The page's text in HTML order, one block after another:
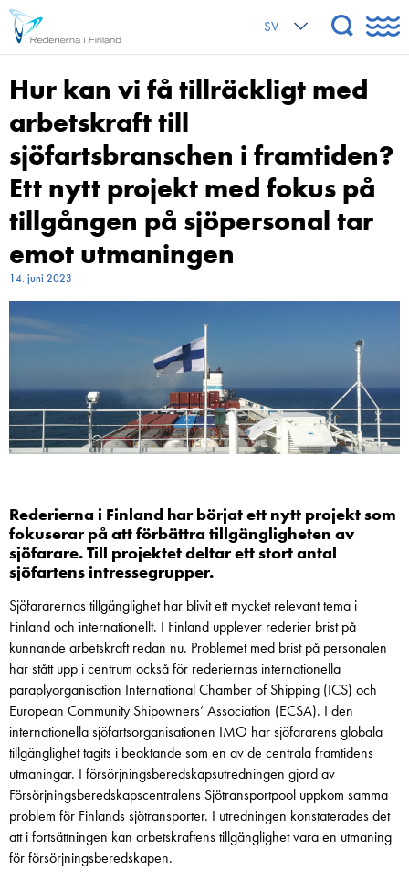
SV
Hur kan vi få tillräckligt med
arbetskraft till
sjöfartsbranschen i framtiden?
Ett nytt projekt med fokus på
tillgången på sjöpersonal tar
emot utmaningen
14. juni 2023
Rederierna i Finland har börjat ett nytt projekt som
fokuserar på att förbättra tillgängligheten av
sjöfarare. Till projektet deltar ett stort antal
sjöfartens intressegrupper.
Sjöfararernas tillgänglighet har blivit ett mycket relevant tema i
Finland och internationellt. I Finland upplever rederier brist på
kunnande arbetskraft redan nu. Problemet med brist på personalen
har stått upp i centrum också för rederiernas internationella
paraplyorganisation International Chamber of Shipping (ICS) och
European Community Shipowners’ Association (ECSA). I den
internationella sjöfartsorganisationen IMO har sjöfararens globala
tillgänglighet tagits i beaktande som en av de centrala framtidens
utmaningar. I försörjningsberedskapsutredningen gjord av
Försörjningsberedskapscentralens Sjötransportpool uppkom samma
problem för Finlands sjötransporter. I utredningen konstaterades det
att i fortsättningen kan arbetskraftens tillgänglighet vara en utmaning
för försörjningsberedskapen.